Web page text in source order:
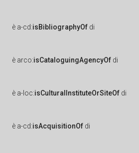
è a-cd:isBibliographyOf di
è arco:isCataloguingAgencyOf di
è a-loc:isCulturalInstituteOrSiteOf di
è a-cd:isAcquisitionOf di